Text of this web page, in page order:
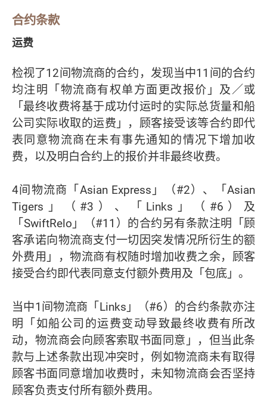
合约条款
运费
检视了12间物流商的合约，发现当中11间的合约
均注明「物流商有权单方面更改报价」及／或
「最终收费将基于成功付运时的实际总货量和船
公司实际收取的运费」，顾客接受该等合约即代
表同意物流商在未有事先通知的情况下增加收
费，以及明白合约上的报价并非最终收费。
4间物流商「Asian Express」（#2）、「Asian
Tigers」（#3）、「Links」（#6）及
「SwiftRelo」（#11）的合约另有条款注明「顾
客承诺向物流商支付一切因突发情况所衍生的额
外费用」，物流商有权随时增加收费之余，顾客
接受合约即代表同意支付额外费用及「包底」。
当中1间物流商「Links」（#6）的合约条款亦注
明「如船公司的运费变动导致最终收费有所改
动，物流商会向顾客索取书面同意」，但当此条
款与上述条款出现冲突时，例如物流商未有取得
顾客书面同意增加收费时，未知物流商会否坚持
顾客负责支付所有额外费用。